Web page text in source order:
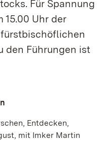
Für Spannung
15.00 Uhr der
den Führungen ist
Entdecken,
mit Imker Martin